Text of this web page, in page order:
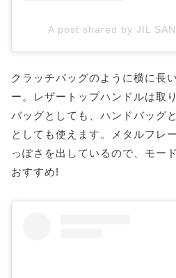
A post shared by JIL
クラッチバッグのように横に長
ー。レザートップハンドルは取
バッグとしても、ハンドバッグ
としても使えます。メタルフレ
っぽさを出しているので、モー
おすすめ!